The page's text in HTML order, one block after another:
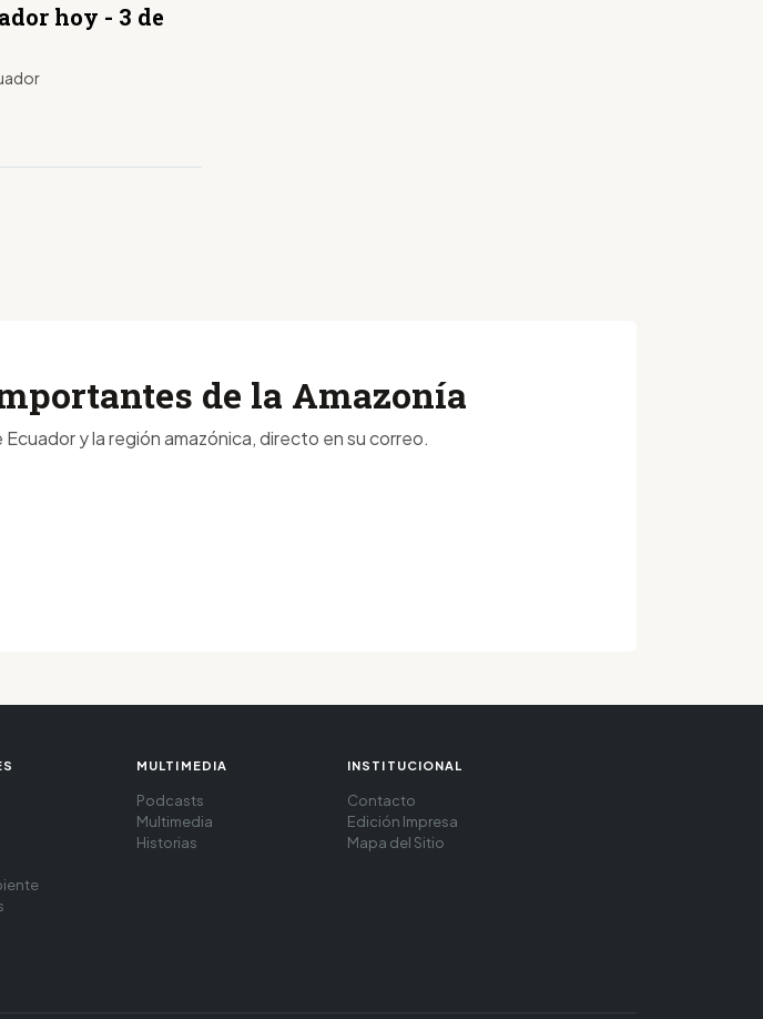
hoy - 3 de
de la Amazonía
y la región amazónica, directo en su correo.
MULTIMEDIA
Podcasts
Multimedia
Historias
INSTITUCIONAL
Contacto
Edición Impresa
Mapa del Sitio